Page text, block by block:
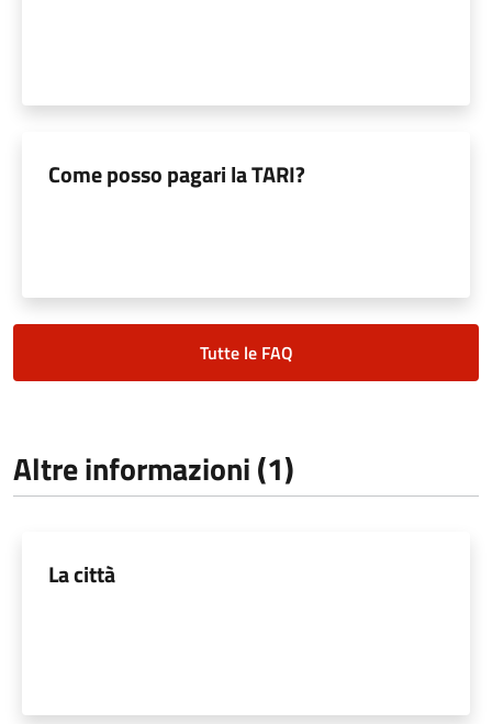
Come posso pagari la TARI?
Tutte le FAQ
Altre informazioni (1)
La città